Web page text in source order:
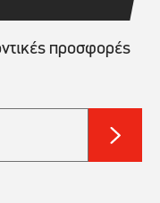
προσφορές